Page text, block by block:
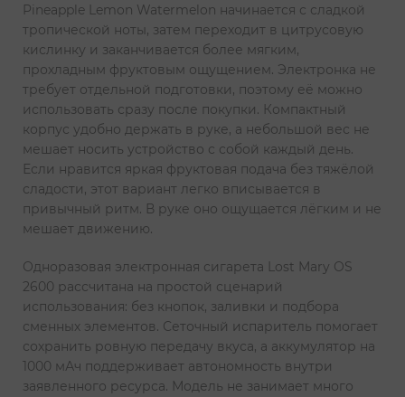
Pineapple Lemon Watermelon начинается с сладкой
тропической ноты, затем переходит в цитрусовую
кислинку и заканчивается более мягким,
прохладным фруктовым ощущением. Электронка не
требует отдельной подготовки, поэтому её можно
использовать сразу после покупки. Компактный
корпус удобно держать в руке, а небольшой вес не
мешает носить устройство с собой каждый день.
Если нравится яркая фруктовая подача без тяжёлой
сладости, этот вариант легко вписывается в
привычный ритм. В руке оно ощущается лёгким и не
мешает движению.
Одноразовая электронная сигарета Lost Mary OS
2600 рассчитана на простой сценарий
использования: без кнопок, заливки и подбора
сменных элементов. Сеточный испаритель помогает
сохранить ровную передачу вкуса, а аккумулятор на
1000 мАч поддерживает автономность внутри
заявленного ресурса. Модель не занимает много